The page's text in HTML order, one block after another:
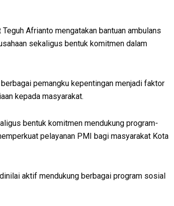
Afrianto mengatakan bantuan ambulans
sekaligus bentuk komitmen dalam
pemangku kepentingan menjadi faktor
kepada masyarakat.
bentuk komitmen mendukung program-
pelayanan PMI bagi masyarakat Kota
aktif mendukung berbagai program sosial